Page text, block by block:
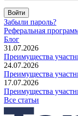
Войти
Забыли пароль?
Реферальная
Блог
31.07.2026
Преимущества
24.07.2026
Преимущества
17.07.2026
Преимущества
Все статьи